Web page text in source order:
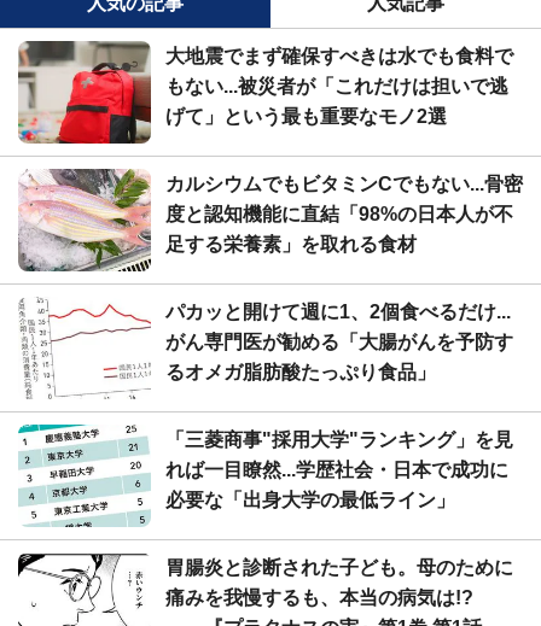
大地震でまず確保すべきは水でも食料で
もない...被災者が「これだけは担いで逃
げて」という最も重要なモノ2選
カルシウムでもビタミンCでもない...骨密
度と認知機能に直結「98%の日本人が不
足する栄養素」を取れる食材
パカッと開けて週に1、2個食べるだけ...
がん専門医が勧める「大腸がんを予防す
るオメガ脂肪酸たっぷり食品」
「三菱商事"採用大学"ランキング」を見
れば一目瞭然...学歴社会・日本で成功に
必要な「出身大学の最低ライン」
胃腸炎と診断された子ども。母のために
痛みを我慢するも、本当の病気は!?